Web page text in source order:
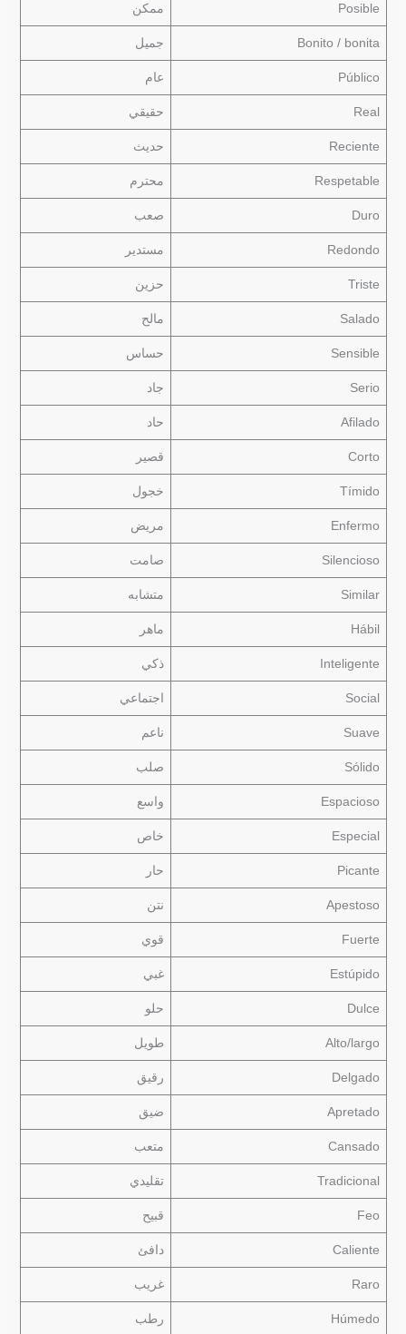
Posible ممكن
Bonito / bonita جميل
Público عام
Real حقيقي
Reciente حديث
Respetable محترم
Duro صعب
Redondo مستدير
Triste حزين
Salado مالح
Sensible حساس
Serio جاد
Afilado حاد
Corto قصير
Tímido خجول
Enfermo مريض
Silencioso صامت
Similar متشابه
Hábil ماهر
Inteligente ذكي
Social اجتماعي
Suave ناعم
Sólido صلب
Espacioso واسع
Especial خاص
Picante حار
Apestoso نتن
Fuerte قوي
Estúpido غبي
Dulce حلو
Alto/largo طويل
Delgado رقيق
Apretado ضيق
Cansado متعب
Tradicional تقليدي
Feo قبيح
Caliente دافئ
Raro غريب
Húmedo رطب